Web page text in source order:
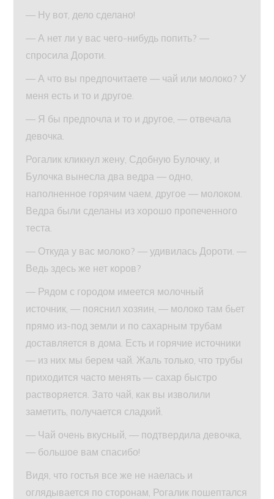
— Ну вот, дело сделано!
— А нет ли у вас чего-нибудь попить? —
спросила Дороти.
— А что вы предпочитаете — чай или молоко? У
меня есть и то и другое.
— Я бы предпочла и то и другое, — отвечала
девочка.
Рогалик кликнул жену, Сдобную Булочку, и
Булочка вынесла два ведра — одно,
наполненное горячим чаем, другое — молоком.
Ведра были сделаны из хорошо пропеченного
теста.
— Откуда у вас молоко? — удивилась Дороти. —
Ведь здесь же нет коров?
— Рядом с городом имеется молочный
источник, — пояснил хозяин, — молоко там бьет
прямо из-под земли и по сахарным трубам
доставляется в дома. Есть и горячие источники
— из них мы берем чай. Жаль только, что трубы
приходится часто менять — сахар быстро
растворяется. Зато чай, как вы изволили
заметить, получается сладкий.
— Чай очень вкусный, — подтвердила девочка,
— большое вам спасибо!
Видя, что гостья все же не наелась и
оглядывается по сторонам, Рогалик пошептался